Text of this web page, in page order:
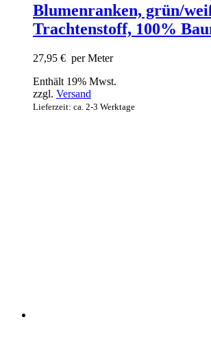
Blumenranken, grün/
Trachtenstoff, 100%
27,95 € per Meter
Enthält 19% Mwst.
zzgl. Versand
Lieferzeit: ca. 2-3 Werktage